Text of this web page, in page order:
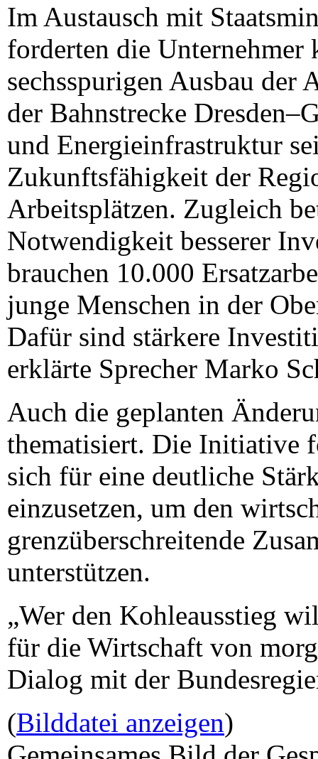
Im Austausch mit
forderten die
sechsspurigen Ausbau
der Bahnstrecke
und Energieinfrastruktur
Zukunftsfähigkeit der
Arbeitsplätzen. Zugleich
Notwendigkeit besserer
brauchen 10.000
junge Menschen in der
Dafür sind stärkere
erklärte Sprecher Marko
Auch die geplanten
thematisiert. Die Initiative
sich für eine deutliche
einzusetzen, um den
grenzüberschreitende
unterstützen.
„Wer den Kohleausstieg
für die Wirtschaft von
Dialog mit der
(Bilddatei anzeigen)